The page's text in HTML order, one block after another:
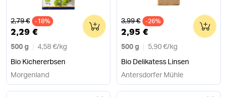
Alter Preis
2,79 € -18%
2,29 €
500 g 4,58 €/ kg
Bio Kichererbsen
0
Morgenland
Alter Preis
3,99 € -26%
2,95 €
500 g 5,90 €/ kg
Bio Delikatess Linsen
0
Antersdorfer Mühle